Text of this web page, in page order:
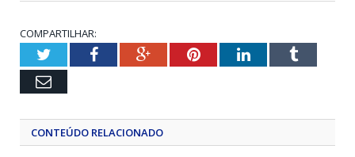
COMPARTILHAR:
TwitterFacebookGoogle+PinterestLinkedInTumblr
Email
CONTEÚDO RELACIONADO